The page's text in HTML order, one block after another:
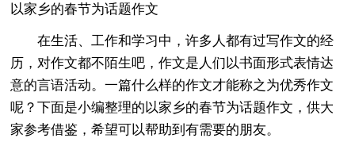
以家乡的春节为话题作文
在生活、工作和学习中，许多人都有过写作文的经
历，对作文都不陌生吧，作文是人们以书面形式表情达
意的言语活动。一篇什么样的作文才能称之为优秀作文
呢？下面是小编整理的以家乡的春节为话题作文，供大
家参考借鉴，希望可以帮助到有需要的朋友。